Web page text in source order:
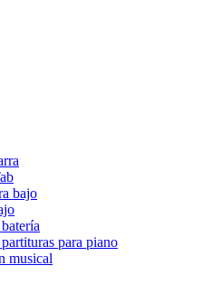
bajo
para piano
musical